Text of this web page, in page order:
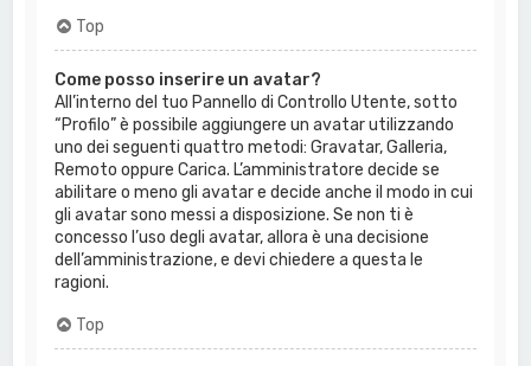
Top
Come posso inserire un avatar?
All’interno del tuo Pannello di Controllo Utente, sotto
“Profilo” è possibile aggiungere un avatar utilizzando
uno dei seguenti quattro metodi: Gravatar, Galleria,
Remoto oppure Carica. L’amministratore decide se
abilitare o meno gli avatar e decide anche il modo in cui
gli avatar sono messi a disposizione. Se non ti è
concesso l’uso degli avatar, allora è una decisione
dell’amministrazione, e devi chiedere a questa le
ragioni.
Top